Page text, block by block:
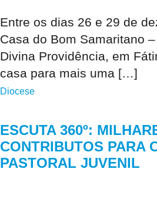
Entre os dias 26 e 29 de
Casa do Bom Samaritano
Divina Providência, em
casa para mais uma […]
Diocese
ESCUTA 360º:
CONTRIBUTOS PARA
PASTORAL JUVENIL